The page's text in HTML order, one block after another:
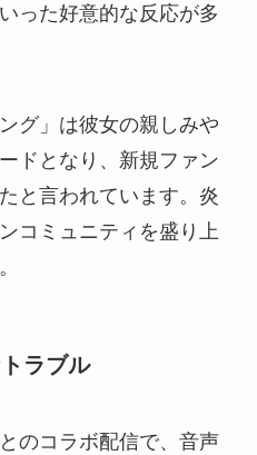
った好意的な反応が多
グ」は彼女の親しみや
ドとなり、新規ファン
と言われています。炎
コミュニティを盛り上
ラブル
のコラボ配信で、音声